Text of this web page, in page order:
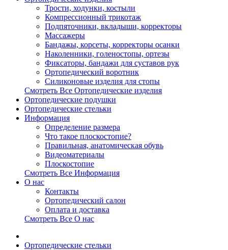
Трости, ходунки, костыли
Компрессионный трикотаж
Подпяточники, вкладыши, корректоры
Массажеры
Бандажы, корсеты, корректоры осанки
Наколенники, голеностопы, ортезы
Фиксаторы, бандажи для суставов рук
Ортопедический воротник
Силиконовые изделия для стопы
Смотреть Все Ортопедические изделия
Ортопедические подушки
Ортопедические стельки
Информация
Определение размера
Что такое плоскостопие?
Правильная, анатомическая обувь
Видеоматериалы
Плоскостопие
Смотреть Все Информация
О нас
Контакты
Ортопедический салон
Оплата и доставка
Смотреть Все О нас
Ортопедические стельки